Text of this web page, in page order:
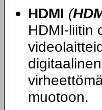
HDMI (
HDMI-liitin
muotoon.